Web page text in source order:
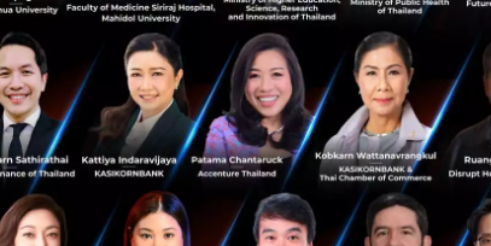
DeFi Exchange และโปรโตคอล Lending-
Borrowing ด้วย Chainlink Price Feeds และ
Keepers
Forward ประกาศความร่วมมือกับ Chainlink เพื่อก้าวสู่การ
เป็นผู้นำตลาด Decentralized Derivatives Exchange เลือก
ใช้ บริการ Chainlink Price Feeds บน BNB Smart Chain ใน
ระบบ Mainnet เพื่อ...
พฤษภาคม 13, 2022| By
Techsauce Team